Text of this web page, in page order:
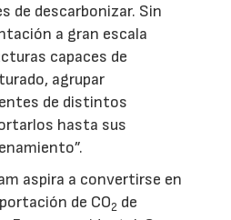
de descarbonizar. Sin
a gran escala
capaces de
agrupar
de distintos
hasta sus
aspira a convertirse en
de CO2 de